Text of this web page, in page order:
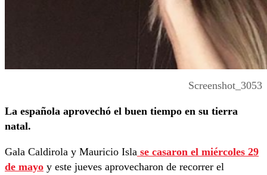
Screenshot_3053
La española aprovechó el buen tiempo en su tierra
natal.
Gala Caldirola y Mauricio Isla se casaron el miércoles 29
de mayo y este jueves aprovecharon de recorrer el